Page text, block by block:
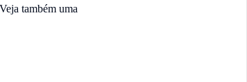
também uma